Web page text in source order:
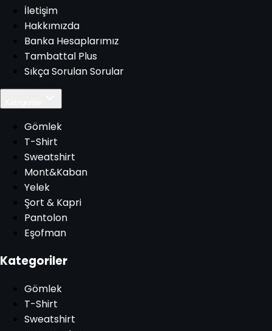
İletişim
Hakkımızda
Banka Hesaplarımız
Tambattal Plus
Sıkça Sorulan Sorular
Gömlek
T-Shirt
Sweatshirt
Mont&Kaban
Yelek
Şort & Kapri
Pantolon
Eşofman
Kategoriler
Gömlek
T-Shirt
Sweatshirt